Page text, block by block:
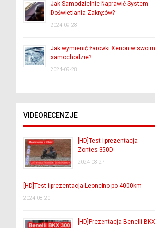
Jak Samodzielnie Naprawić System
Doświetlania Zakrętów?
2024-09-28
Jak wymienić żarówki Xenon w swoim
samochodzie?
2024-09-28
VIDEORECENZJE
[HD]Test i prezentacja
Zontes 350D
2024-08-27
[HD]Test i prezentacja Leoncino po 4000km
2024-08-20
[HD]Prezentacja Benelli BKX